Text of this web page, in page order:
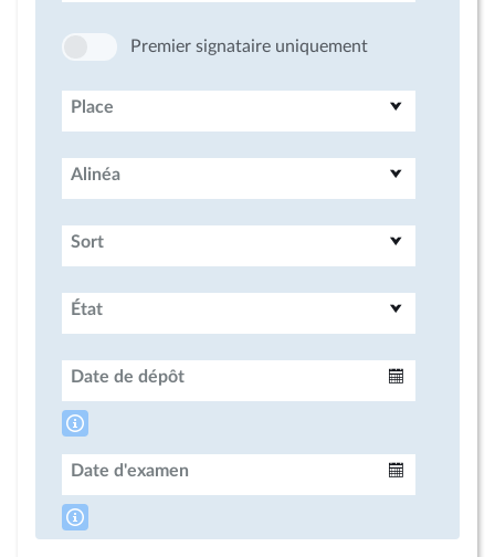
Premier signataire uniquement
Place
Alinéa
Sort
État
Date de dépôt
Date d'examen